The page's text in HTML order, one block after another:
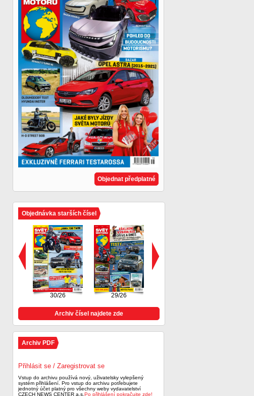
Objednat předplatné
Objednávka starších čísel
30/26 29/26
Archiv čísel najdete zde
Archiv PDF
Přihlásit se / Zaregistrovat se
Vstup do archivu používá nový, uživatelsky vylepšený
systém přihlášení. Pro vstup do archivu potřebujete
jednotný účet platný pro všechny weby vydavatelství
CZECH NEWS CENTER a.s. Po přihlášení pokračujte zde!